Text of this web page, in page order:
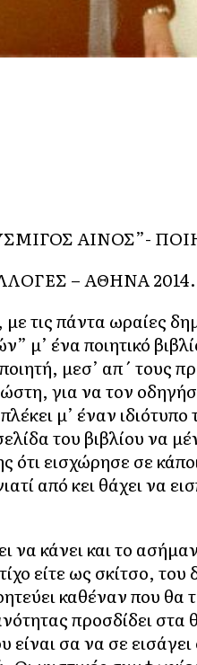
ΑΙΝΟΣ”-
– ΑΘΗΝΑ 2014.
τις πάντα ωραίες
μ’ ένα ποιητικό
μεσ’ απ΄ τους
για να τον
μ’ έναν ιδιότυπο
του βιβλίου να
εισχώρησε σε
από κει θάχει να
κάνει και το
είτε ως σκίτσο, του
καθέναν που
προσδίδει στα
είναι σα να σε